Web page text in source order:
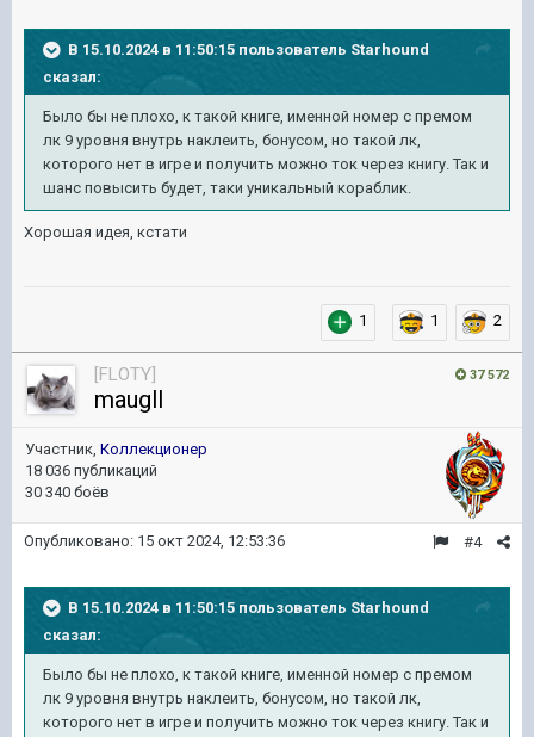
В 15.10.2024 в 11:50:15 пользователь Starhound
сказал:
Было бы не плохо, к такой книге, именной номер с премом
лк 9 уровня внутрь наклеить, бонусом, но такой лк,
которого нет в игре и получить можно ток через книгу. Так и
шанс повысить будет, таки уникальный кораблик.
Хорошая идея, кстати
1 1 2
37 572
[FLOTY]
maugll
Участник, Коллекционер
18 036 публикаций
30 340 боёв
#4
Опубликовано: 15 окт 2024, 12:53:36
В 15.10.2024 в 11:50:15 пользователь Starhound
сказал:
Было бы не плохо, к такой книге, именной номер с премом
лк 9 уровня внутрь наклеить, бонусом, но такой лк,
которого нет в игре и получить можно ток через книгу. Так и